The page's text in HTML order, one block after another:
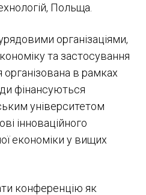
Польща.
організаціями,
та застосування
в рамках
фінансуються
університетом
інноваційного
економіки у вищих
конференцію як